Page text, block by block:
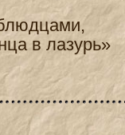
в лазурь»